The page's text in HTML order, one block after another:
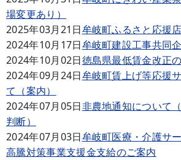
場変更あり）
2025年03月21日牟岐町ふるさと応援
2024年10月17日牟岐町建設工事共同
2024年10月02日徳島県最低賃金改正
2024年09月24日牟岐町賃上げ等応援
て（案内）
2024年07月05日非農地通知について
判断）
2024年07月03日牟岐町医療・介護サ
高騰対策事業支援金支給のご案内